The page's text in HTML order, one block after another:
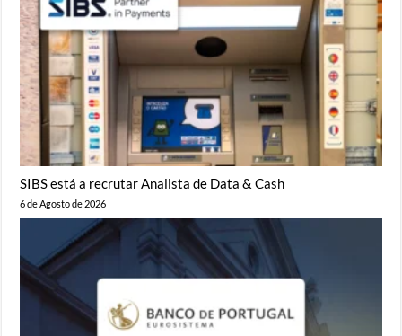
SIBS está a recrutar Analista de Data & Cash
6 de Agosto de 2026